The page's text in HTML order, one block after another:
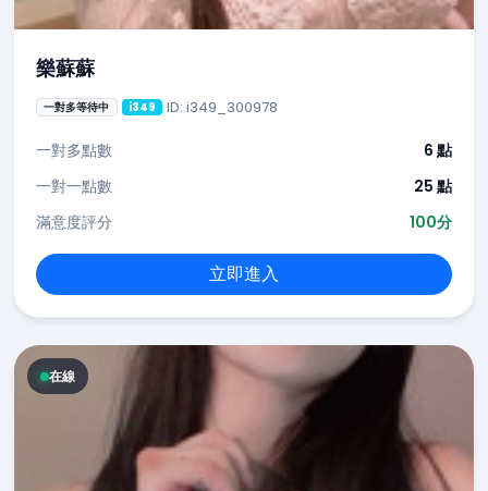
樂蘇蘇
一對多等待中 i349 ID: i349_300978
一對多點數
6 點
一對一點數
25 點
滿意度評分
100分
立即進入
在線